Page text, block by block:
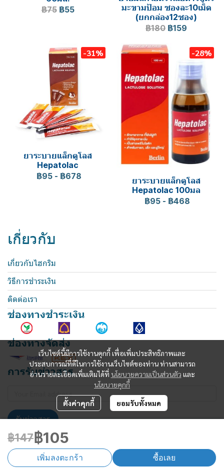
฿75 ฿55
มะขามป้อม ซองละ10เม็ด
(ยกกล่อง12ซอง)
฿180 ฿159
-31%
ยาระบายแล็กตูโลส
Hepatolac
฿95 - ฿678
-28%
ยาระบายแล็กตูโลส
Hepatolac 100มล
฿95 - ฿468
฿147฿105
เพิ่มลงตะกร้า ซื้อเลย
เว็บไซต์นี้มีการใช้งานคุกกี้ เพื่อเพิ่มประสิทธิภาพและ
ประสบการณ์ที่ดีในการใช้งานเว็บไซต์ของท่าน ท่านสามารถ
อ่านรายละเอียดเพิ่มเติมได้ที่ นโยบายความเป็นส่วนตัว และ
นโยบายคุกกี้
ตั้งค่าคุกกี้ ยอมรับทั้งหมด
เกี่ยวกับ
เกี่ยวกับไฮกริม
วิธีการชำระเงิน
ติดต่อเรา
ช่องทางชำระเงิน
ช่องทางจัดส่ง
การรับข่าวสาร
รับข่าวสาร
Powered By MakeWebEasy